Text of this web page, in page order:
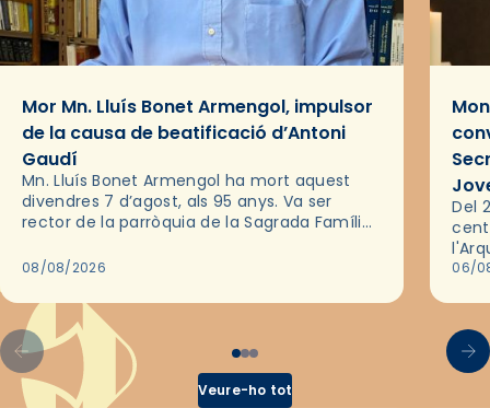
Mor Mn. Lluís Bonet Armengol, impulsor
de la causa de beatificació d’Antoni
Gaudí
Mn. Lluís Bonet Armengol ha mort aquest
divendres 7 d’agost, als 95 anys. Va ser
rector de la parròquia de la Sagrada Família
2018,…
08/08/2026
Del
les
06/
Veure-ho tot